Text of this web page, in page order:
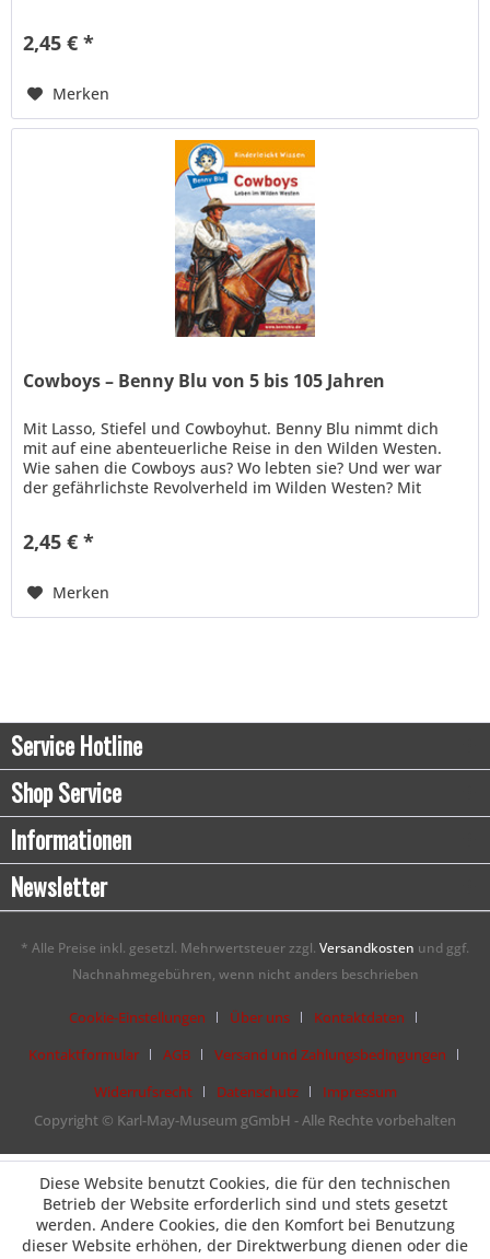
2,45 € *
Merken
Cowboys – Benny Blu von 5 bis 105 Jahren
Mit Lasso, Stiefel und Cowboyhut. Benny Blu nimmt dich
mit auf eine abenteuerliche Reise in den Wilden Westen.
Wie sahen die Cowboys aus? Wo lebten sie? Und wer war
der gefährlichste Revolverheld im Wilden Westen? Mit
2,45 € *
Merken
Service Hotline
Shop Service
Informationen
Newsletter
* Alle Preise inkl. gesetzl. Mehrwertsteuer zzgl. Versandkosten und ggf.
Nachnahmegebühren, wenn nicht anders beschrieben
Cookie-Einstellungen Über uns
Kontaktdaten
Kontaktformular
AGB
Versand und Zahlungsbedingungen
Widerrufsrecht
Datenschutz
Impressum
Copyright © Karl-May-Museum gGmbH - Alle Rechte vorbehalten
Diese Website benutzt Cookies, die für den technischen
Betrieb der Website erforderlich sind und stets gesetzt
werden. Andere Cookies, die den Komfort bei Benutzung
dieser Website erhöhen, der Direktwerbung dienen oder die